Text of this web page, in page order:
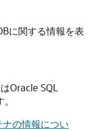
に関する情報を表
Oracle SQL
ナの情報につい